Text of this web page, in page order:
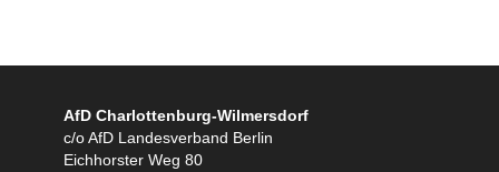
AfD Charlottenburg-Wilmersdorf
c/o AfD Landesverband Berlin
Eichhorster Weg 80